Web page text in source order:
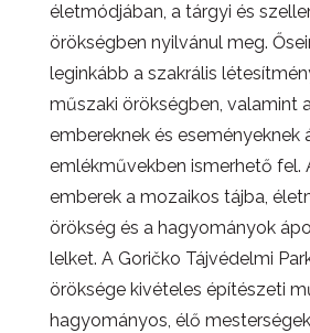
életmódjában, a tárgyi és
örökségben nyilvánul meg.
leginkább a szakrális
műszaki örökségben, valamint
embereknek és eseményeknek
emlékművekben ismerhető fel.
emberek a mozaikos tájba,
örökség és a hagyományok
lelket. A Goričko Tájvédelmi
öröksége kivételes építészeti
hagyományos, élő